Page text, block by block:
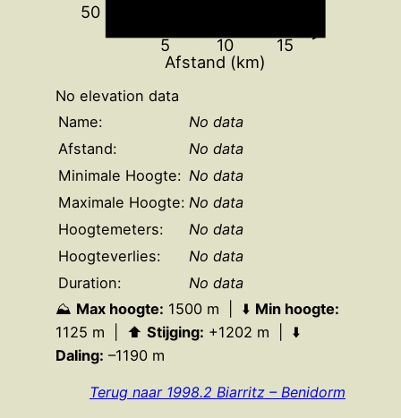
50
5 10
15
Afstand (km)
No elevation data
Name:
No data
Afstand:
No data
Minimale Hoogte: No data
Maximale Hoogte: No data
Hoogtemeters:
No data
Hoogteverlies:
No data
Duration:
No data
⛰️ Max hoogte: 1500 m | ⬇️ Min hoogte:
1125 m | ⬆️ Stijging: +1202 m | ⬇️
Daling: –1190 m
Terug naar 1998.2 Biarritz – Benidorm